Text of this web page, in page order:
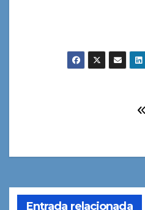
Entrada relacionada